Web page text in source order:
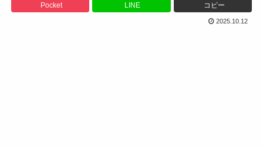
Pocket LINE コピー
2025.10.12